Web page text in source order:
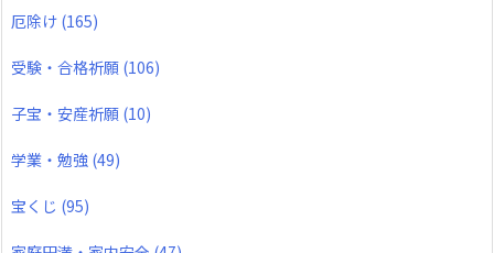
厄除け (165)
受験・合格祈願 (106)
子宝・安産祈願 (10)
学業・勉強 (49)
宝くじ (95)